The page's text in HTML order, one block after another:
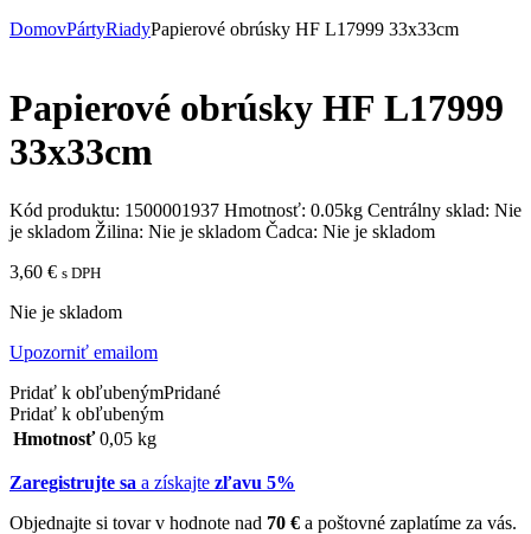
DomovPártyRiadyPapierové obrúsky HF L17999 33x33cm
Papierové obrúsky HF L17999
33x33cm
Kód produktu: 1500001937 Hmotnosť: 0.05kg Centrálny sklad: Nie
je skladom Žilina: Nie je skladom Čadca: Nie je skladom
3,60 € s DPH
Nie je skladom
Upozorniť emailom
Pridať k obľubenýmPridané
Pridať k obľubeným
Hmotnosť 0,05 kg
Zaregistrujte sa a získajte zľavu 5%
Objednajte si tovar v hodnote nad 70 € a poštovné zaplatíme za vás.